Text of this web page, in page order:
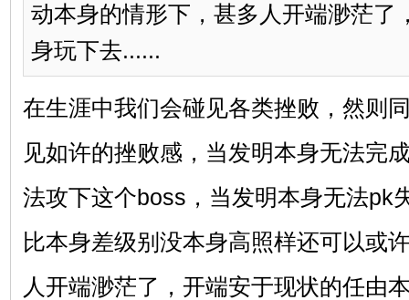
动本身的情形下，甚多人开端渺茫了
身玩下去......
在生涯中我们会碰见各类挫败，然则
见如许的挫败感，当发明本身无法完
法攻下这个boss，当发明本身无法pk
比本身差级别没本身高照样还可以或
人开端渺茫了，开端安于现状的任由